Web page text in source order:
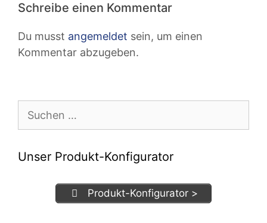
Schreibe einen Kommentar
Du musst angemeldet sein, um einen
Kommentar abzugeben.
nach:
Unser Produkt-Konfigurator
Produkt-Konfigurator >